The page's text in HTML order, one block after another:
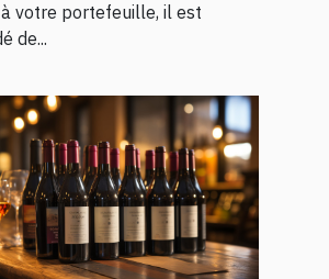
votre portefeuille, il est
de...